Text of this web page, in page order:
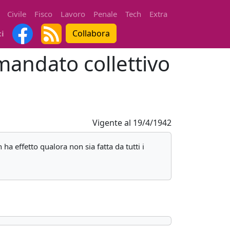
Civile Fisco Lavoro Penale Tech
Extra
Collabora
collettivo
Vigente al 19/4/1942
ha effetto qualora non sia fatta da tutti i